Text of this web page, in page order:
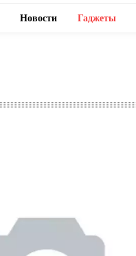
Новости Гаджеты